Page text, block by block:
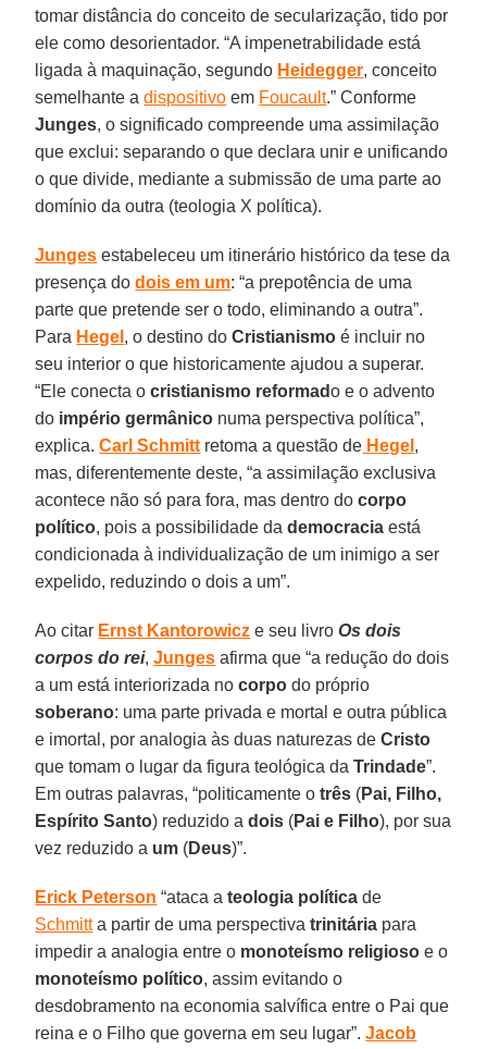
tomar distância do conceito de secularização, tido por
ele como desorientador. “A impenetrabilidade está
ligada à maquinação, segundo Heidegger, conceito
semelhante adispositivo em Foucault.” Conforme
Junges, o significado compreende uma assimilação
que exclui: separando o que declara unir e unificando
o que divide, mediante a submissão de uma parte ao
domínio da outra (teologia X política).
Junges estabeleceu um itinerário histórico da tese da
presença dodois em um: “a prepotência de uma
parte que pretende ser o todo, eliminando a outra”.
Para Hegel , o destino doCristianismo é incluir no
seu interior o que historicamente ajudou a superar.
“Ele conecta ocristianismo reformado e o advento
do império germânico numa perspectiva política”,
explica.Carl Schmitt retoma a questão de Hegel ,
mas, diferentemente deste, “a assimilação exclusiva
acontece não só para fora, mas dentro docorpo
político, pois a possibilidade dademocracia está
condicionada à individualização de um inimigo a ser
expelido, reduzindo o dois a um”.
Ao citar Ernst Kantorowicz e seu livroOs dois
corpos do rei,Junges afirma que “a redução do dois
a um está interiorizada nocorpo do próprio
soberano: uma parte privada e mortal e outra pública
e imortal, por analogia às duas naturezas de Cristo
que tomam o lugar da figura teológica da Trindade”.
Em outras palavras, “politicamente otrês (Pai, Filho,
Espírito Santo) reduzido adois (Pai e Filho), por sua
vez reduzido a um (Deus)”.
Erick Peterson “ataca ateologia política de
Schmitta partir de uma perspectiva trinitária para
impedir a analogia entre o monoteísmo religioso e o
monoteísmo político, assim evitando o
desdobramento na economia salvífica entre o Pai que
reina e o Filho que governa em seu lugar”.Jacob